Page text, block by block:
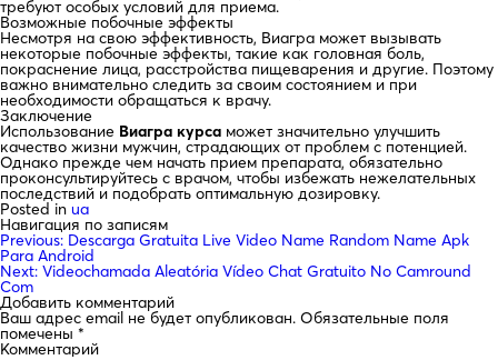
требуют особых условий для приема.
Возможные побочные эффекты
Несмотря на свою эффективность, Виагра может вызывать
некоторые побочные эффекты, такие как головная боль,
покраснение лица, расстройства пищеварения и другие. Поэтому
важно внимательно следить за своим состоянием и при
необходимости обращаться к врачу.
Заключение
Использование Виагра курса может значительно улучшить
качество жизни мужчин, страдающих от проблем с потенцией.
Однако прежде чем начать прием препарата, обязательно
проконсультируйтесь с врачом, чтобы избежать нежелательных
последствий и подобрать оптимальную дозировку.
Posted in ua
Навигация по записям
Previous: Descarga Gratuita Live Video Name Random Name Apk
Para Android
Next: Videochamada Aleatória Vídeo Chat Gratuito No Camround
Com
Добавить комментарий
Ваш адрес email не будет опубликован. Обязательные поля
помечены *
Комментарий